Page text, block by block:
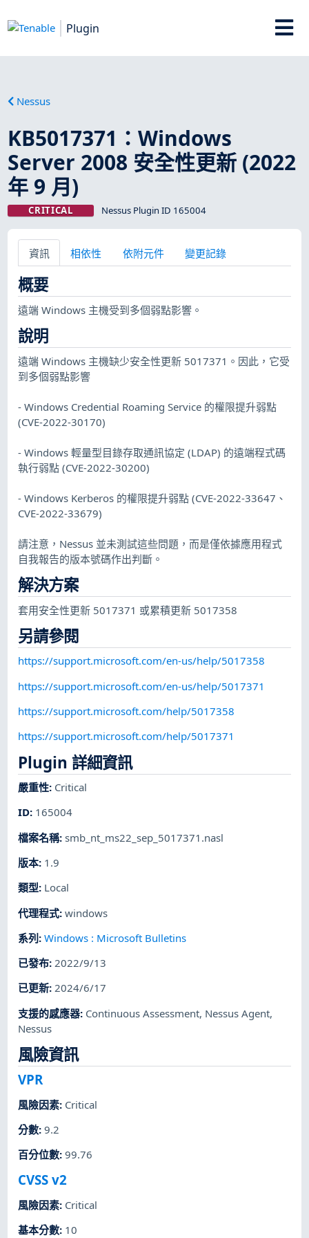
Plugin
Nessus
KB5017371：Windows
Server 2008 安全性更新 (2022
年 9 月)
CRITICAL Nessus Plugin ID 165004
資訊 相依性 依附元件 變更記錄
概要
遠端 Windows 主機受到多個弱點影響。
說明
遠端 Windows 主機缺少安全性更新 5017371。因此，它受
到多個弱點影響
- Windows Credential Roaming Service 的權限提升弱點
(CVE-2022-30170)
- Windows 輕量型目錄存取通訊協定 (LDAP) 的遠端程式碼
執行弱點 (CVE-2022-30200)
- Windows Kerberos 的權限提升弱點 (CVE-2022-33647、
CVE-2022-33679)
請注意，Nessus 並未測試這些問題，而是僅依據應用程式
自我報告的版本號碼作出判斷。
解決方案
套用安全性更新 5017371 或累積更新 5017358
另請參閱
https://support.microsoft.com/en-us/help/5017358
https://support.microsoft.com/en-us/help/5017371
https://support.microsoft.com/help/5017358
https://support.microsoft.com/help/5017371
Plugin 詳細資訊
嚴重性: Critical
ID: 165004
檔案名稱:smb_nt_ms22_sep_5017371.nasl
版本: 1.9
類型: Local
代理程式:windows
系列:Windows : Microsoft Bulletins
已發布:2022/9/13
已更新:2024/6/17
支援的感應器: Continuous Assessment, Nessus Agent,
Nessus
風險資訊
VPR
風險因素: Critical
分數:9.2
百分位數:99.76
CVSS v2
風險因素: Critical
基本分數: 10